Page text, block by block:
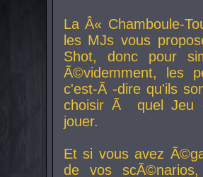
La Â« Chamboule-
les MJs vous
Shot, donc pour
Ã©videmment, les
c'est-Ã -dire qu'ils
choisir Ã quel Jeu
jouer.
Et si vous avez
de vos